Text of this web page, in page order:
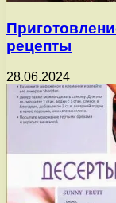
рецепты
28.06.2024